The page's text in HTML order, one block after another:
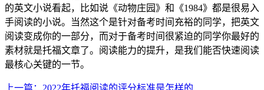
的英文小说看起，比如说《动物庄园》和《1984》都是很易入
手阅读的小说。当然这个是针对备考时间充裕的同学，把英文
阅读变成你的一部分，而对于备考时间很紧迫的同学你最好的
素材就是托福文章了。阅读能力的提升，是我们能否快速阅读
最核心关键的一节。
上一篇：2022年托福阅读的评分标准是怎样的